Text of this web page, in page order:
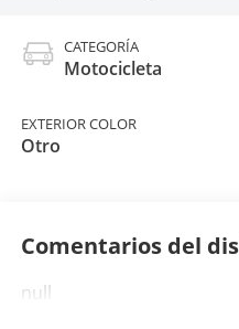
CATEGORÍA
Motocicleta
EXTERIOR COLOR
Otro
Comentarios del
null